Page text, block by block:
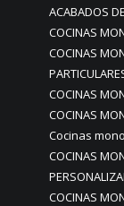
ACABADOS
COCINAS
COCINAS
COCINAS
COCINAS
Cocinas
COCINAS
COCINAS